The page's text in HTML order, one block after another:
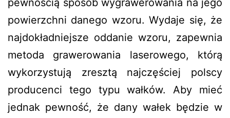
pewnością sposób wygrawerowania na jego
powierzchni danego wzoru. Wydaje się, że
najdokładniejsze oddanie wzoru, zapewnia
metoda grawerowania laserowego, którą
wykorzystują zresztą najczęściej polscy
producenci tego typu wałków. Aby mieć
jednak pewność, że dany wałek będzie w